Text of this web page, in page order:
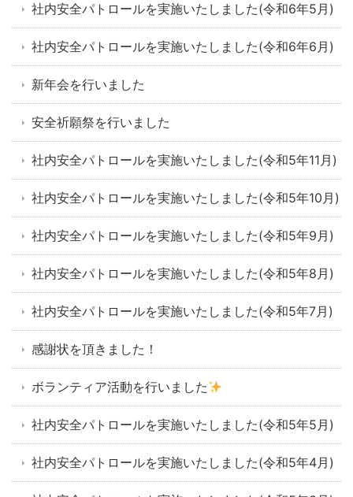
社内安全パトロールを実施いたしました(令和6年5月)
社内安全パトロールを実施いたしました(令和6年6月)
新年会を行いました
安全祈願祭を行いました
社内安全パトロールを実施いたしました(令和5年11月)
社内安全パトロールを実施いたしました(令和5年10月)
社内安全パトロールを実施いたしました(令和5年9月)
社内安全パトロールを実施いたしました(令和5年8月)
社内安全パトロールを実施いたしました(令和5年7月)
感謝状を頂きました！
ボランティア活動を行いました
社内安全パトロールを実施いたしました(令和5年5月)
社内安全パトロールを実施いたしました(令和5年4月)